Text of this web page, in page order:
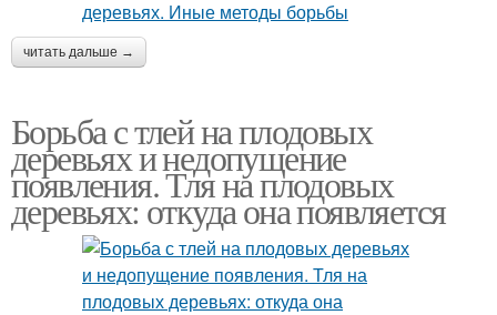
читать дальше →
Борьба с тлей на плодовых
деревьях и недопущение
появления. Тля на плодовых
деревьях: откуда она появляется